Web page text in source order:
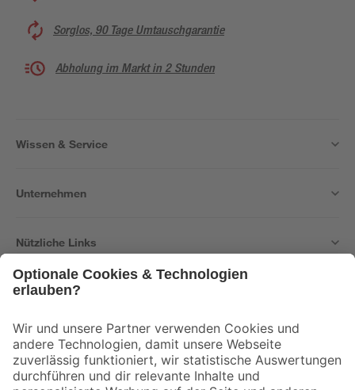
Sorglos, 90 Tage Umtauschgarantie
Abholung im Markt in 2 Stunden
Wissen & Service
Unternehmen
Nützliche Links
Der toom Newsletter: Keine Angebote und Aktionen mehr verpassen!
Zur Newsletter Anmeldung